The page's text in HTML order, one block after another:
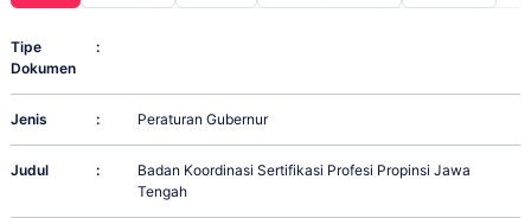
Tipe
Dokumen
:
Jenis : Peraturan Gubernur
Judul :
Badan Koordinasi Sertifikasi Profesi Propinsi Jawa
Tengah